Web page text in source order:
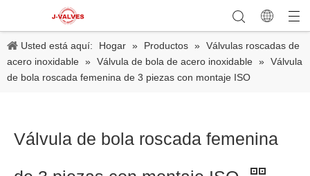
Usted está aquí: Hogar » Productos » Válvulas roscadas de
acero inoxidable » Válvula de bola de acero inoxidable » Válvula
de bola roscada femenina de 3 piezas con montaje ISO
Válvula de bola roscada femenina